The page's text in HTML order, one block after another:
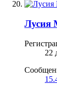
Лусия
22